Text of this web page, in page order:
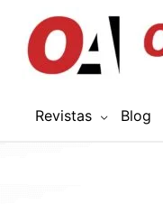
Revistas Blog